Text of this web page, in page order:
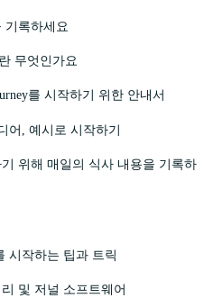
기록하세요
무엇인가요
를 시작하기 위한 안내서
어, 예시로 시작하기
위해 매일의 식사 내용을 기록하
시작하는 팁과 트릭
및 저널 소프트웨어